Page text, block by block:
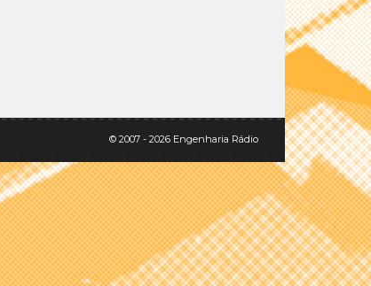
© 2007 - 2026 Engenharia Rádio